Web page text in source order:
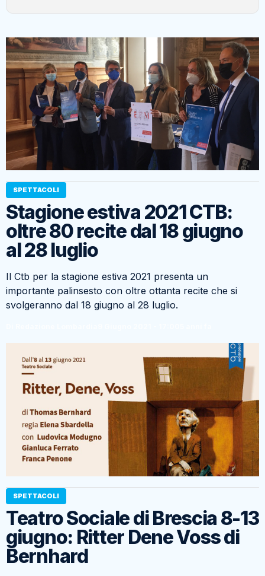
SPETTACOLI
Stagione estiva 2021 CTB:
oltre 80 recite dal 18 giugno
al 28 luglio
Il Ctb per la stagione estiva 2021 presenta un
importante palinsesto con oltre ottanta recite che si
svolgeranno dal 18 giugno al 28 luglio.
SPETTACOLI
Teatro Sociale di Brescia 8-13
giugno: Ritter Dene Voss di
Bernhard